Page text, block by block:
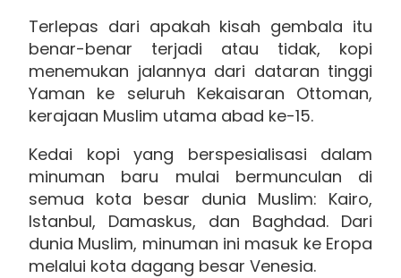
Terlepas dari apakah kisah gembala itu
benar-benar terjadi atau tidak, kopi
menemukan jalannya dari dataran tinggi
Yaman ke seluruh Kekaisaran Ottoman,
kerajaan Muslim utama abad ke-15.
Kedai kopi yang berspesialisasi dalam
minuman baru mulai bermunculan di
semua kota besar dunia Muslim: Kairo,
Istanbul, Damaskus, dan Baghdad. Dari
dunia Muslim, minuman ini masuk ke Eropa
melalui kota dagang besar Venesia.